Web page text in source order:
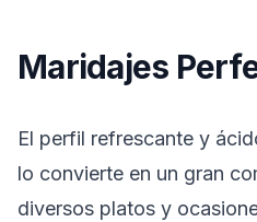
Maridajes
El perfil refrescante y
lo convierte en un gran
diversos platos y